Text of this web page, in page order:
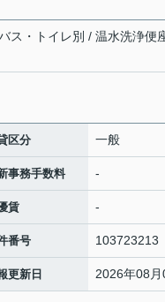
ス・トイレ別 / 温水洗浄便
区分 一般
事務手数料 -
賃 -
番号 103723213
更新日 2026年08月